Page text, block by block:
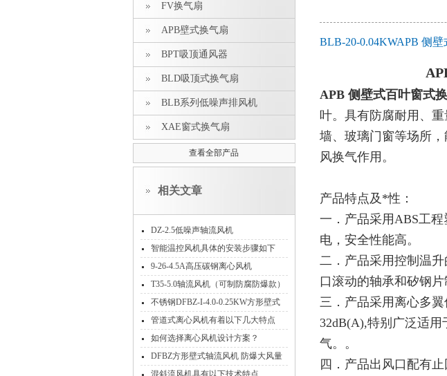
FV换气扇
APB壁式换气扇
BPT吸顶通风器
BLD吸顶式换气扇
BLB系列低噪声排风机
XAE窗式换气扇
查看全部产品
相关文章
DZ-2.5低噪声轴流风机
智能温控风机具体的安装步骤如下
9-26-4.5A高压碳钢离心风机
T35-5.0轴流风机（可制防腐防爆款）
不锈钢DFBZ-I-4.0-0.25KW方形壁式
轴流风机
管道式离心风机有着以下几大特点
如何选择离心风机设计方案？
DFBZ方形壁式轴流风机 防爆大风量
防逆流雨
混斜流风机具有以下技术特点
BLB-20-0.04KWAPB 侧
APB 侧壁式百叶窗式
叶。具有防腐耐用、
墙、玻璃门窗等场所
风换气作用。
产品特点及*性：
一．产品采用ABS工
电，安全性能高。
二．产品采用控制温
口滚动的轴承和矽钢
三．产品采用离心多
32dB(A),特别广泛适
气。。
四．产品出风口配有